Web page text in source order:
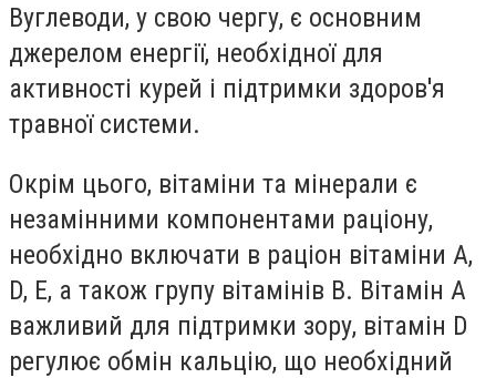
Вуглеводи, у свою чергу, є основним
джерелом енергії, необхідної для
активності курей і підтримки здоров'я
травної системи.
Окрім цього, вітаміни та мінерали є
незамінними компонентами раціону,
необхідно включати в раціон вітаміни A,
D, E, а також групу вітамінів B. Вітамін A
важливий для підтримки зору, вітамін D
регулює обмін кальцію, що необхідний